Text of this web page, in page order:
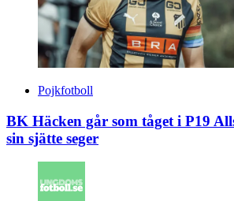
Pojkfotboll
BK Häcken går som tåget i P19
sin sjätte seger